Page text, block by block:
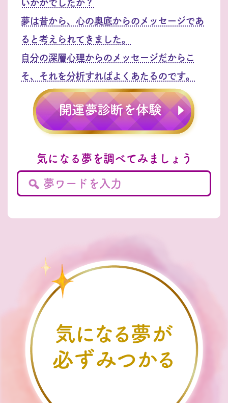
いかがでしたか？
夢は昔から、心の奥底からのメッセージであ
ると考えられてきました。
自分の深層心理からのメッセージだからこ
そ、それを分析すればよくあたるのです。
気になる夢を調べてみましょう